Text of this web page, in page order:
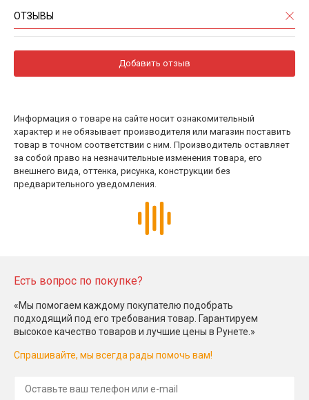
ОТЗЫВЫ
Добавить отзыв
Информация о товаре на сайте носит ознакомительный
характер и не обязывает производителя или магазин поставить
товар в точном соответствии с ним. Производитель оставляет
за собой право на незначительные изменения товара, его
внешнего вида, оттенка, рисунка, конструкции без
предварительного уведомления.
Есть вопрос по покупке?
«Мы помогаем каждому покупателю подобрать
подходящий под его требования товар. Гарантируем
высокое качество товаров и лучшие цены в Рунете.»
Спрашивайте, мы всегда рады помочь вам!